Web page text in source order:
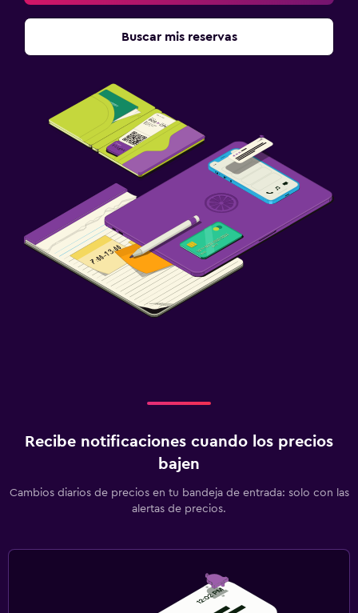
Buscar mis reservas
Recibe notificaciones cuando los precios
bajen
Cambios diarios de precios en tu bandeja de entrada: solo con las
alertas de precios.